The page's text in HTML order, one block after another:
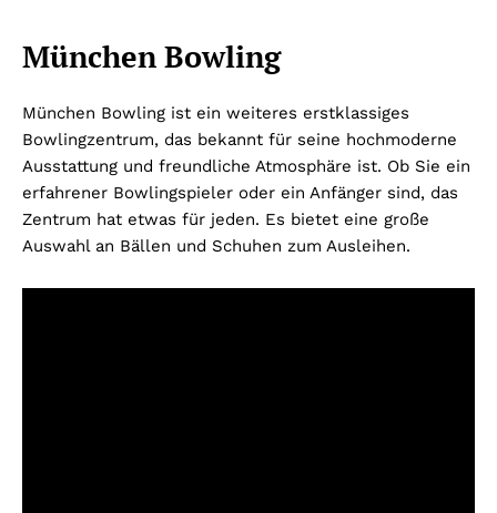
München Bowling
München Bowling ist ein weiteres erstklassiges
Bowlingzentrum, das bekannt für seine hochmoderne
Ausstattung und freundliche Atmosphäre ist. Ob Sie ein
erfahrener Bowlingspieler oder ein Anfänger sind, das
Zentrum hat etwas für jeden. Es bietet eine große
Auswahl an Bällen und Schuhen zum Ausleihen.